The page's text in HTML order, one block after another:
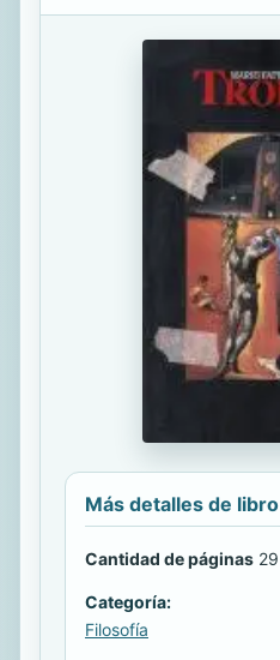
Más detalles de libro
Cantidad de páginas 29
Categoría:
Filosofía